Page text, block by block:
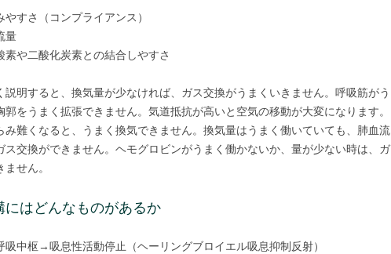
やすさ（コンプライアンス）
量
素や二酸化炭素との結合しやすさ
説明すると、換気量が少なければ、ガス交換がうまくいきません。呼吸筋がう
郭をうまく拡張できません。気道抵抗が高いと空気の移動が大変になります。
み難くなると、うまく換気できません。換気量はうまく働いていても、肺血流
ス交換ができません。ヘモグロビンがうまく働かないか、量が少ない時は、ガ
せん。
にはどんなものがあるか
吸中枢→吸息性活動停止（ヘーリングブロイエル吸息抑制反射）